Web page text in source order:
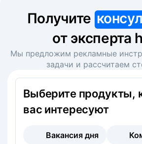
Получите
от эксперта
Мы предложим рекламные
задачи и рассчитаем
Выберите продукты,
вас интересуют
Вакансия дня